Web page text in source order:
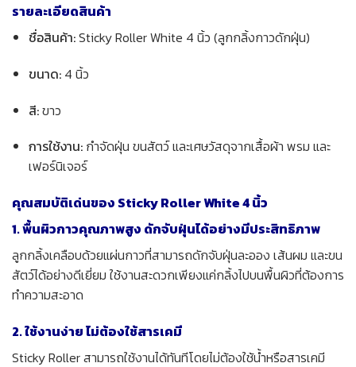
รายละเอียดสินค้า
ชื่อสินค้า:Sticky Roller White 4 นิ้ว (ลูกกลิ้งกาวดักฝุ่น)
ขนาด:4 นิ้ว
สี:ขาว
การใช้งาน:กำจัดฝุ่น ขนสัตว์ และเศษวัสดุจากเสื้อผ้า พรม และ
เฟอร์นิเจอร์
คุณสมบัติเด่นของ Sticky Roller White 4 นิ้ว
1. พื้นผิวกาวคุณภาพสูง ดักจับฝุ่นได้อย่างมีประสิทธิภาพ
ลูกกลิ้งเคลือบด้วยแผ่นกาวที่สามารถดักจับฝุ่นละออง เส้นผม และขน
สัตว์ได้อย่างดีเยี่ยม ใช้งานสะดวกเพียงแค่กลิ้งไปบนพื้นผิวที่ต้องการ
ทำความสะอาด
2. ใช้งานง่าย ไม่ต้องใช้สารเคมี
Sticky Roller สามารถใช้งานได้ทันทีโดยไม่ต้องใช้น้ำหรือสารเคมี